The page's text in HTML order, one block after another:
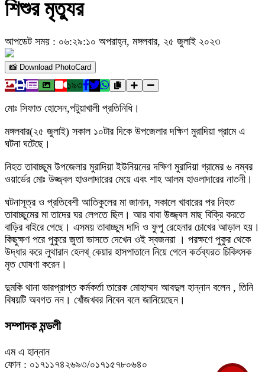
শিশুর মৃত্যুর
আপডেট সময় : ০৬:২৯:১০ অপরাহ্ন, মঙ্গলবার, ২৫ জুলাই ২০২৩
📸 Download PhotoCard
১৯৩
মোঃ সিফাত হোসেন,পটুয়াখালী প্রতিনিধি।
মঙ্গলবার(২৫ জুলাই) সকাল ১০টার দিকে উপজেলার দক্ষিণ মুরাদিয়া গ্রামে এ
ঘটনা ঘটেছে।
নিহত তাবাচ্ছুম উপজেলার মুরাদিয়া ইউনিয়নের দক্ষিণ মুরাদিয়া গ্রামের ৬ নম্বর
ওয়ার্ডের মোঃ উজ্জ্বল হাওলাদারের মেয়ে এবং শাহ আলম হাওলাদারের নাতনী।
ঘটনাসূত্র ও প্রতিবেশী আতিকুলের মা জানান, সকালে খাবারের পর নিহত
তাবাচ্ছুমের মা তাদের ঘর লেপতে ছিল। আর বাবা উজ্জ্বল মাছ বিক্রি করতে
বাড়ির বাইরে গেছে। এসময় তাবাচ্ছুম দাদি ও ফুপু রেহেনার চোখের আড়াল হয়।
কিছুক্ষণ পরে পুকুরে জুতা ভাসতে দেখেন ওই স্বজনরা । পরক্ষণে পুকুর থেকে
উদ্ধার করে লুথারান হেলথ্ কেয়ার হাসপাতালে নিয়ে গেলে কর্তব্যরত চিকিৎসক
মৃত ঘোষণা করেন।
দুমকি থানা ভারপ্রাপ্ত কর্মকর্তা তারেক মোহাম্মদ আবদুল হান্নান বলেন , তিনি
বিষয়টি অবগত নন। খোঁজখবর নিবেন বলে জানিয়েছেন।
সম্পাদক মন্ডলী
এম এ হান্নান
ফোন : ০১৭১১৭৪২৬৯৩/০১৭১৫৭৮০৬৪০